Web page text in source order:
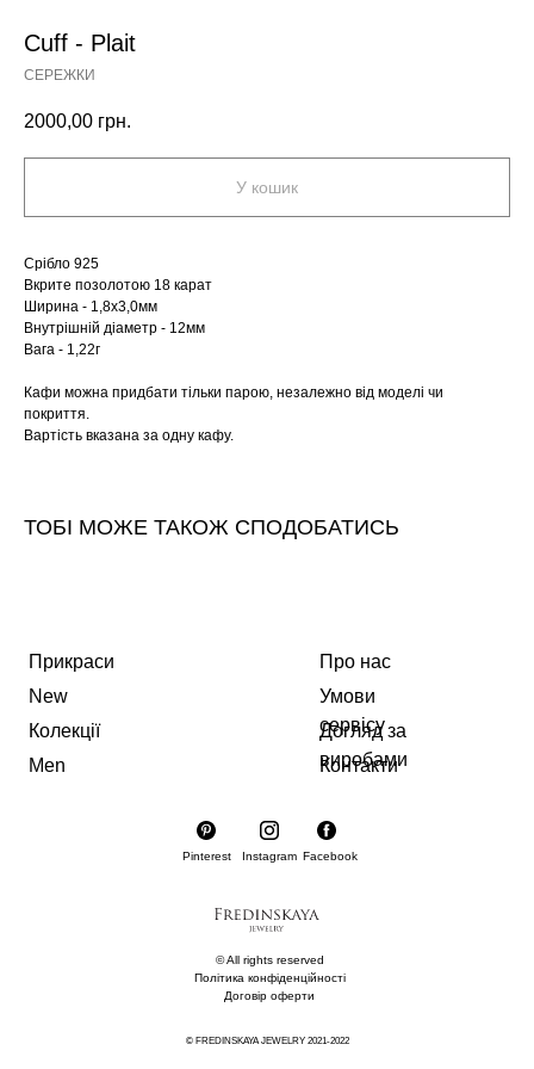
Cuff - Plait
СЕРЕЖКИ
2000,00 грн.
У кошик
Срібло 925
Вкрите позолотою 18 карат
Ширина - 1,8х3,0мм
Внутрішній діаметр - 12мм
Вага - 1,22г
Кафи можна придбати тільки парою, незалежно від моделі чи
покриття.
Вартість вказана за одну кафу.
ТОБІ МОЖЕ ТАКОЖ СПОДОБАТИСЬ
Pinterest Instagram
Прикраси
New
Колекції
Men
Про нас
Умови
сервісу
Догляд за
виробами
© All rights reserved
Політика конфіденційності
Договір оферти
© FREDINSKAYA JEWELRY 2021-2022
Facebook
Контакти